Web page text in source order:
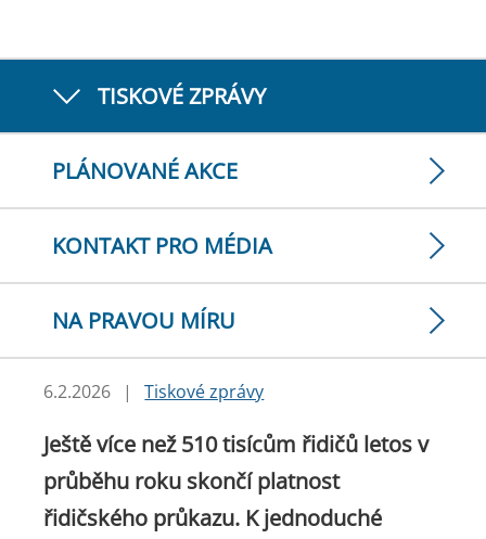
TISKOVÉ ZPRÁVY
PLÁNOVANÉ AKCE
KONTAKT PRO MÉDIA
NA PRAVOU MÍRU
6.2.2026 | Tiskové zprávy
Ještě více než 510 tisícům řidičů letos v
průběhu roku skončí platnost
řidičského průkazu. K jednoduché